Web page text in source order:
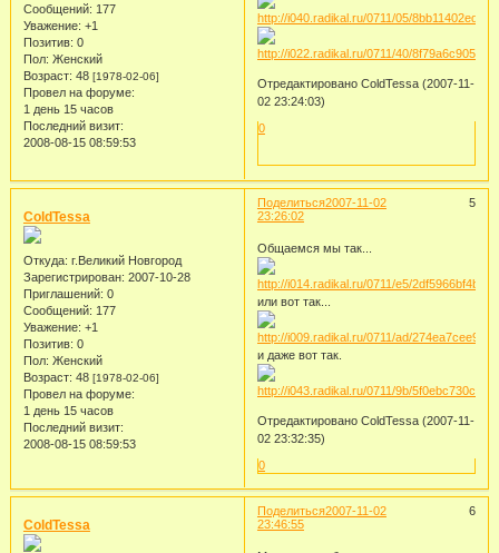
Сообщений: 177
Уважение: +1
Позитив: 0
Пол: Женский
Возраст: 48 [1978-02-06]
Провел на форуме:
1 день 15 часов
Последний визит:
2008-08-15 08:59:53
Отредактировано ColdTessa (2007-11-
02 23:24:03)
0
Поделиться 5
2007-11-02
23:26:02
ColdTessa
Откуда: г.Великий Новгород
Зарегистрирован: 2007-10-28
Приглашений: 0
Сообщений: 177
Уважение: +1
Позитив: 0
Пол: Женский
Возраст: 48 [1978-02-06]
Провел на форуме:
1 день 15 часов
Последний визит:
2008-08-15 08:59:53
Общаемся мы так...
или вот так...
и даже вот так.
Отредактировано ColdTessa (2007-11-
02 23:32:35)
0
Поделиться 6
2007-11-02
23:46:55
ColdTessa